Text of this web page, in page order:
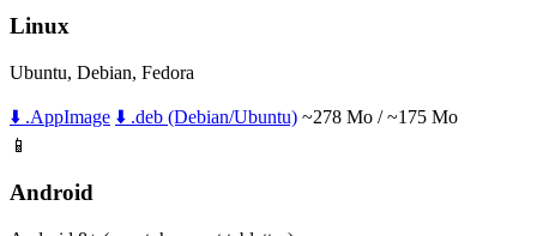
Linux
Ubuntu, Debian, Fedora
⬇️ .AppImage ⬇️ .deb (Debian/Ubuntu) ~278 Mo / ~175 Mo
📱
Android